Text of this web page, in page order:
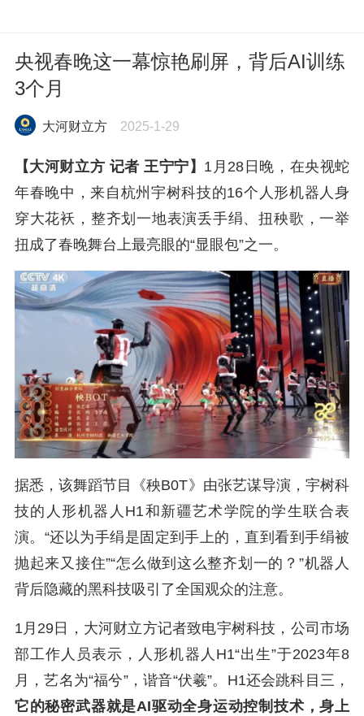
央视春晚这一幕惊艳刷屏，背后AI训练
3个月
大河财立方 2025-1-29
【大河财立方 记者 王宁宁】 1月28日晚，在央视蛇
年春晚中，来自杭州宇树科技的16个人形机器人身
穿大花袄，整齐划一地表演丢手绢、扭秧歌，一举
扭成了春晚舞台上最亮眼的“显眼包”之一。
据悉，该舞蹈节目《秧B0T》由张艺谋导演，宇树科
技的人形机器人H1和新疆艺术学院的学生联合表
演。“还以为手绢是固定到手上的，直到看到手绢被
抛起来又接住”“怎么做到这么整齐划一的？”机器人
背后隐藏的黑科技吸引了全国观众的注意。
1月29日，大河财立方记者致电宇树科技，公司市场
部工作人员表示，人形机器人H1“出生”于2023年8
月，艺名为“福兮”，谐音“伏羲”。H1还会跳科目三，
它的秘密武器就是AI驱动全身运动控制技术，身上